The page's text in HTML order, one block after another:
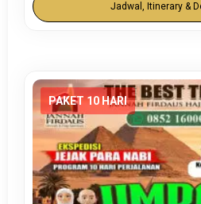
Jadwal, Itinerary &
PAKET 10 HARI